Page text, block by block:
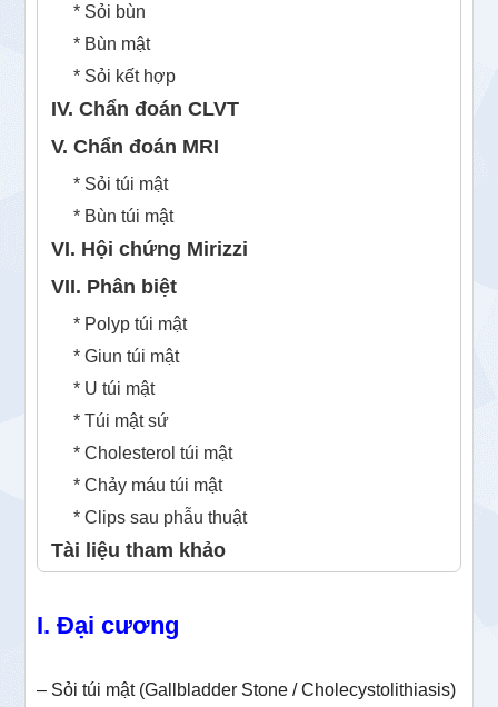
* Sỏi bùn
* Bùn mật
* Sỏi kết hợp
IV. Chẩn đoán CLVT
V. Chẩn đoán MRI
* Sỏi túi mật
* Bùn túi mật
VI. Hội chứng Mirizzi
VII. Phân biệt
* Polyp túi mật
* Giun túi mật
* U túi mật
* Túi mật sứ
* Cholesterol túi mật
* Chảy máu túi mật
* Clips sau phẫu thuật
Tài liệu tham khảo
I. Đại cương
– Sỏi túi mật (Gallbladder Stone / Cholecystolithiasis)